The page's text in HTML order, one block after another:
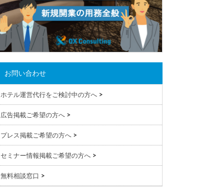
お問い合わせ
ホテル運営代行をご検討中の方へ >
広告掲載ご希望の方へ >
プレス掲載ご希望の方へ >
セミナー情報掲載ご希望の方へ >
無料相談窓口 >